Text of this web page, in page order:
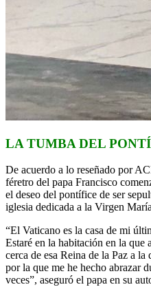
LA TUMBA DEL
De acuerdo a lo reseñado por
féretro del papa Francisco
el deseo del pontífice de ser
iglesia dedicada a la Virgen
“El Vaticano es la casa de mi
Estaré en la habitación en la que
cerca de esa Reina de la Paz a
por la que me he hecho abrazar
veces”, aseguró el papa en su